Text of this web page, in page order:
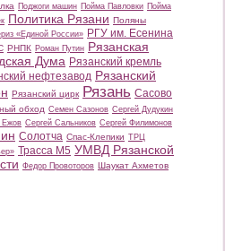
Поджоги машин Пойма Павловки Пойма
Политика Рязани Поляны
«Единой России» РГУ им. Есенина
РНПК Роман Путин Рязанская
Дума Рязанский кремль
нефтезавод Рязанский
Рязанский цирк Рязань Сасово
обход Семен Сазонов Сергей Дудукин
Ежов Сергей Сальников Сергей Филимонов
Солотча Спас-Клепики ТРЦ
Трасса М5 УМВД Рязанской
Федор Провоторов Шаукат Ахметов